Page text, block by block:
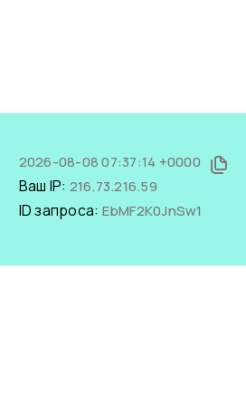
2026-08-08 07:37:14 +0000
Ваш IP: 216.73.216.59
ID запроса: EbMF2K0JnSw1